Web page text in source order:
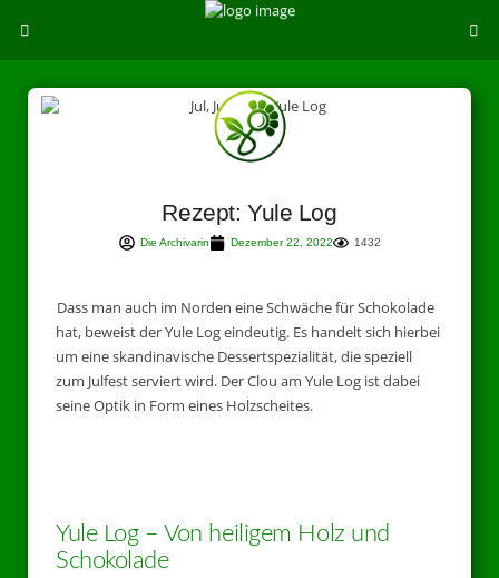
Rezept: Yule Log
Die Archivarin Dezember 22, 2022 1432
Dass man auch im Norden eine Schwäche für Schokolade
hat, beweist der Yule Log eindeutig. Es handelt sich hierbei
um eine skandinavische Dessertspezialität, die speziell
zum Julfest serviert wird. Der Clou am Yule Log ist dabei
seine Optik in Form eines Holzscheites.
Yule Log – Von heiligem Holz und
Schokolade